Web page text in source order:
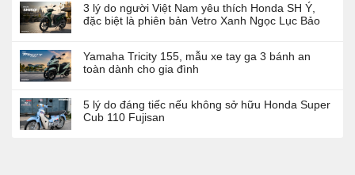
3 lý do người Việt Nam yêu thích Honda SH Ý,
đặc biệt là phiên bản Vetro Xanh Ngọc Lục Bảo
Yamaha Tricity 155, mẫu xe tay ga 3 bánh an
toàn dành cho gia đình
5 lý do đáng tiếc nếu không sở hữu Honda Super
Cub 110 Fujisan